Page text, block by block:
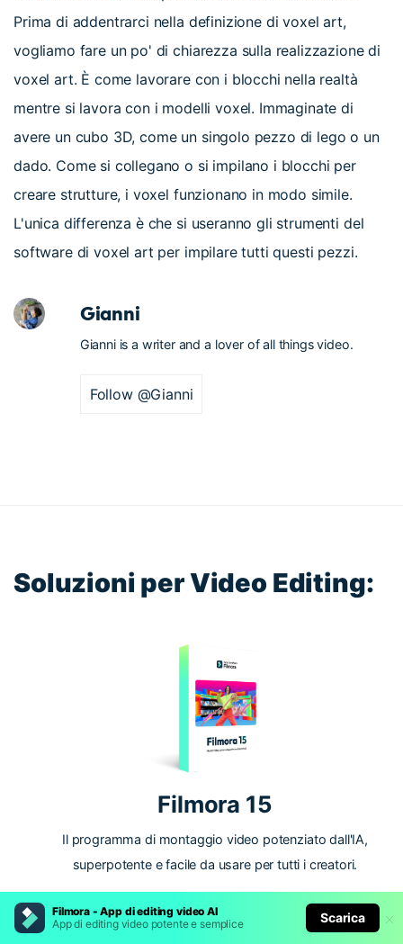
Filmora - App di editing video AI
App di editing video potente e semplice
Scarica
Prima di addentrarci nella definizione di voxel art,
vogliamo fare un po' di chiarezza sulla realizzazione di
voxel art. È come lavorare con i blocchi nella realtà
mentre si lavora con i modelli voxel. Immaginate di
avere un cubo 3D, come un singolo pezzo di lego o un
dado. Come si collegano o si impilano i blocchi per
creare strutture, i voxel funzionano in modo simile.
L'unica differenza è che si useranno gli strumenti del
software di voxel art per impilare tutti questi pezzi.
Gianni
Gianni is a writer and a lover of all things video.
Follow @Gianni
Soluzioni per Video Editing:
Filmora 15
Il programma di montaggio video potenziato dall'IA,
superpotente e facile da usare per tutti i creatori.
Provalo Gratis Provalo Gratis